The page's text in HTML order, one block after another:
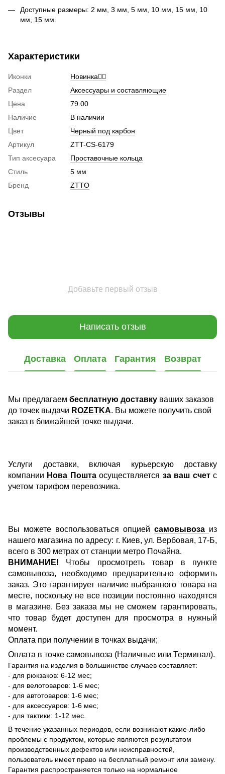
Доступные размеры: 2 мм, 3 мм, 5 мм, 10 мм, 15 мм, 10
мм, 15 мм.
Характеристики
Иконки
Новинка🚴‍♂️
Раздел
Аксессуары и составляющие
Цена
79.00
Наличие
В наличии
Цвет
Черный под карбон
Артикул
ZTT-CS-6179
Тип аксесуара
Проставочные кольца
Стиль
5 мм
Бренд
ZTTO
Отзывы
Добавьте первый отзыв
Написать отзыв
Доставка Оплата Гарантия Возврат
Мы предлагаем бесплатную доставку ваших заказов
до точек выдачи ROZETKA. Вы можете получить свой
заказ в ближайшей точке выдачи.
Услуги доставки, включая курьерскую доставку
компании Нова Поштаосуществляется за ваш счетс
учетом тарифом перевозчика.
Вы можете воспользоваться опцией самовывоза из
нашего магазина по адресу: г. Киев, ул. Вербовая, 17-Б,
всего в 300 метрах от станции метро Почайна.
ВНИМАНИЕ! Чтобы просмотреть товар в пункте
самовывоза, необходимо предварительно оформить
заказ. Это гарантирует наличие выбранного товара на
месте, поскольку не все позиции постоянно находятся
в магазине. Без заказа мы не сможем гарантировать,
что товар будет доступен для просмотра в нужный
момент.
Оплата при получении в точках выдачи;
Оплата в точке самовывоза (Наличные или Терминал).
Гарантия на изделия в большинстве случаев составляет:
- для рюкзаков: 6-12 мес;
- для велотоваров: 1-6 мес;
- для автотоваров: 1-6 мес;
- для аксессуаров: 1-6 мес;
- для тактики: 1-12 мес.
В течение указанных периодов, если возникают какие-либо
проблемы с продуктом, которые являются результатом
производственных дефектов или неисправностей,
пользователь имеет право на бесплатный ремонт или замену.
Гарантия распространяется только на нормальное